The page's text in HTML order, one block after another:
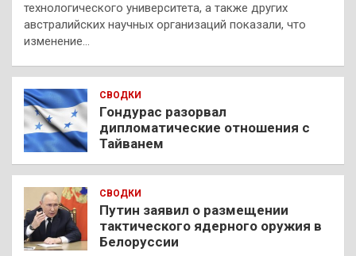
технологического университета, а также других
австралийских научных организаций показали, что
изменение…
СВОДКИ
Гондурас разорвал
дипломатические отношения с
Тайванем
СВОДКИ
Путин заявил о размещении
тактического ядерного оружия в
Белоруссии